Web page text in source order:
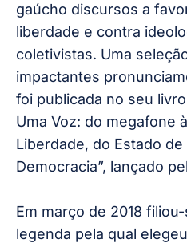
gaúcho discursos a
liberdade e contra
coletivistas. Uma
impactantes
foi publicada no seu
Uma Voz: do megafone
Liberdade, do Estado
Democracia”, lançado
Em março de 2018
legenda pela qual